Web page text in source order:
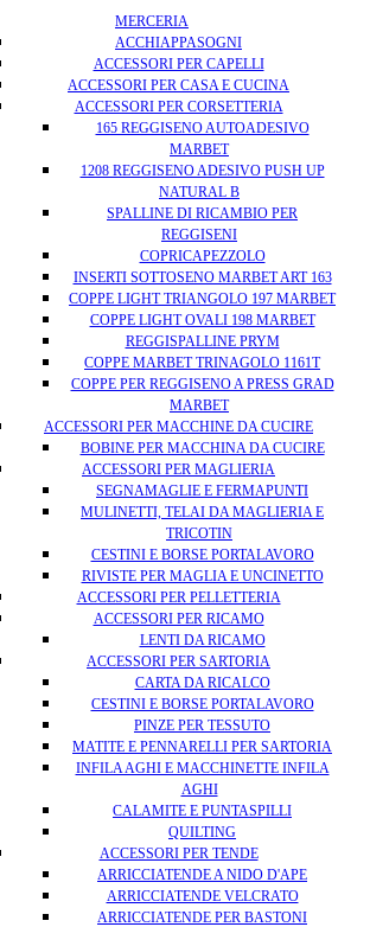
MERCERIA
ACCHIAPPASOGNI
ACCESSORI PER CAPELLI
ACCESSORI PER CASA E CUCINA
ACCESSORI PER CORSETTERIA
165 REGGISENO AUTOADESIVO
MARBET
1208 REGGISENO ADESIVO PUSH UP
NATURAL B
SPALLINE DI RICAMBIO PER
REGGISENI
COPRICAPEZZOLO
INSERTI SOTTOSENO MARBET ART 163
COPPE LIGHT TRIANGOLO 197 MARBET
COPPE LIGHT OVALI 198 MARBET
REGGISPALLINE PRYM
COPPE MARBET TRINAGOLO 1161T
COPPE PER REGGISENO A PRESS GRAD
MARBET
ACCESSORI PER MACCHINE DA CUCIRE
BOBINE PER MACCHINA DA CUCIRE
ACCESSORI PER MAGLIERIA
SEGNAMAGLIE E FERMAPUNTI
MULINETTI, TELAI DA MAGLIERIA E
TRICOTIN
CESTINI E BORSE PORTALAVORO
RIVISTE PER MAGLIA E UNCINETTO
ACCESSORI PER PELLETTERIA
ACCESSORI PER RICAMO
LENTI DA RICAMO
ACCESSORI PER SARTORIA
CARTA DA RICALCO
CESTINI E BORSE PORTALAVORO
PINZE PER TESSUTO
MATITE E PENNARELLI PER SARTORIA
INFILA AGHI E MACCHINETTE INFILA
AGHI
CALAMITE E PUNTASPILLI
QUILTING
ACCESSORI PER TENDE
ARRICCIATENDE A NIDO D'APE
ARRICCIATENDE VELCRATO
ARRICCIATENDE PER BASTONI